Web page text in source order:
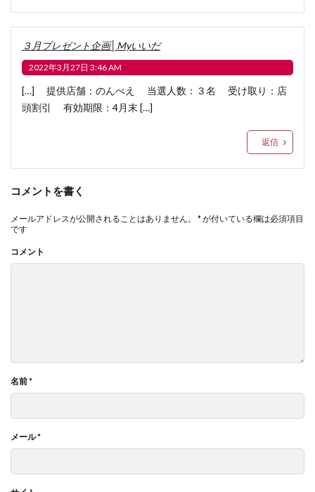
３月プレゼント企画│Myいいだ
2022年3月27日 3:46 AM
[…] 提供店舗：のんべえ 当選人数：３名 受け取り：店
頭割引 有効期限：4月末 […]
返信
コメントを書く
メールアドレスが公開されることはありません。 *が付いている欄は必須項目
です
コメント
名前*
メール*